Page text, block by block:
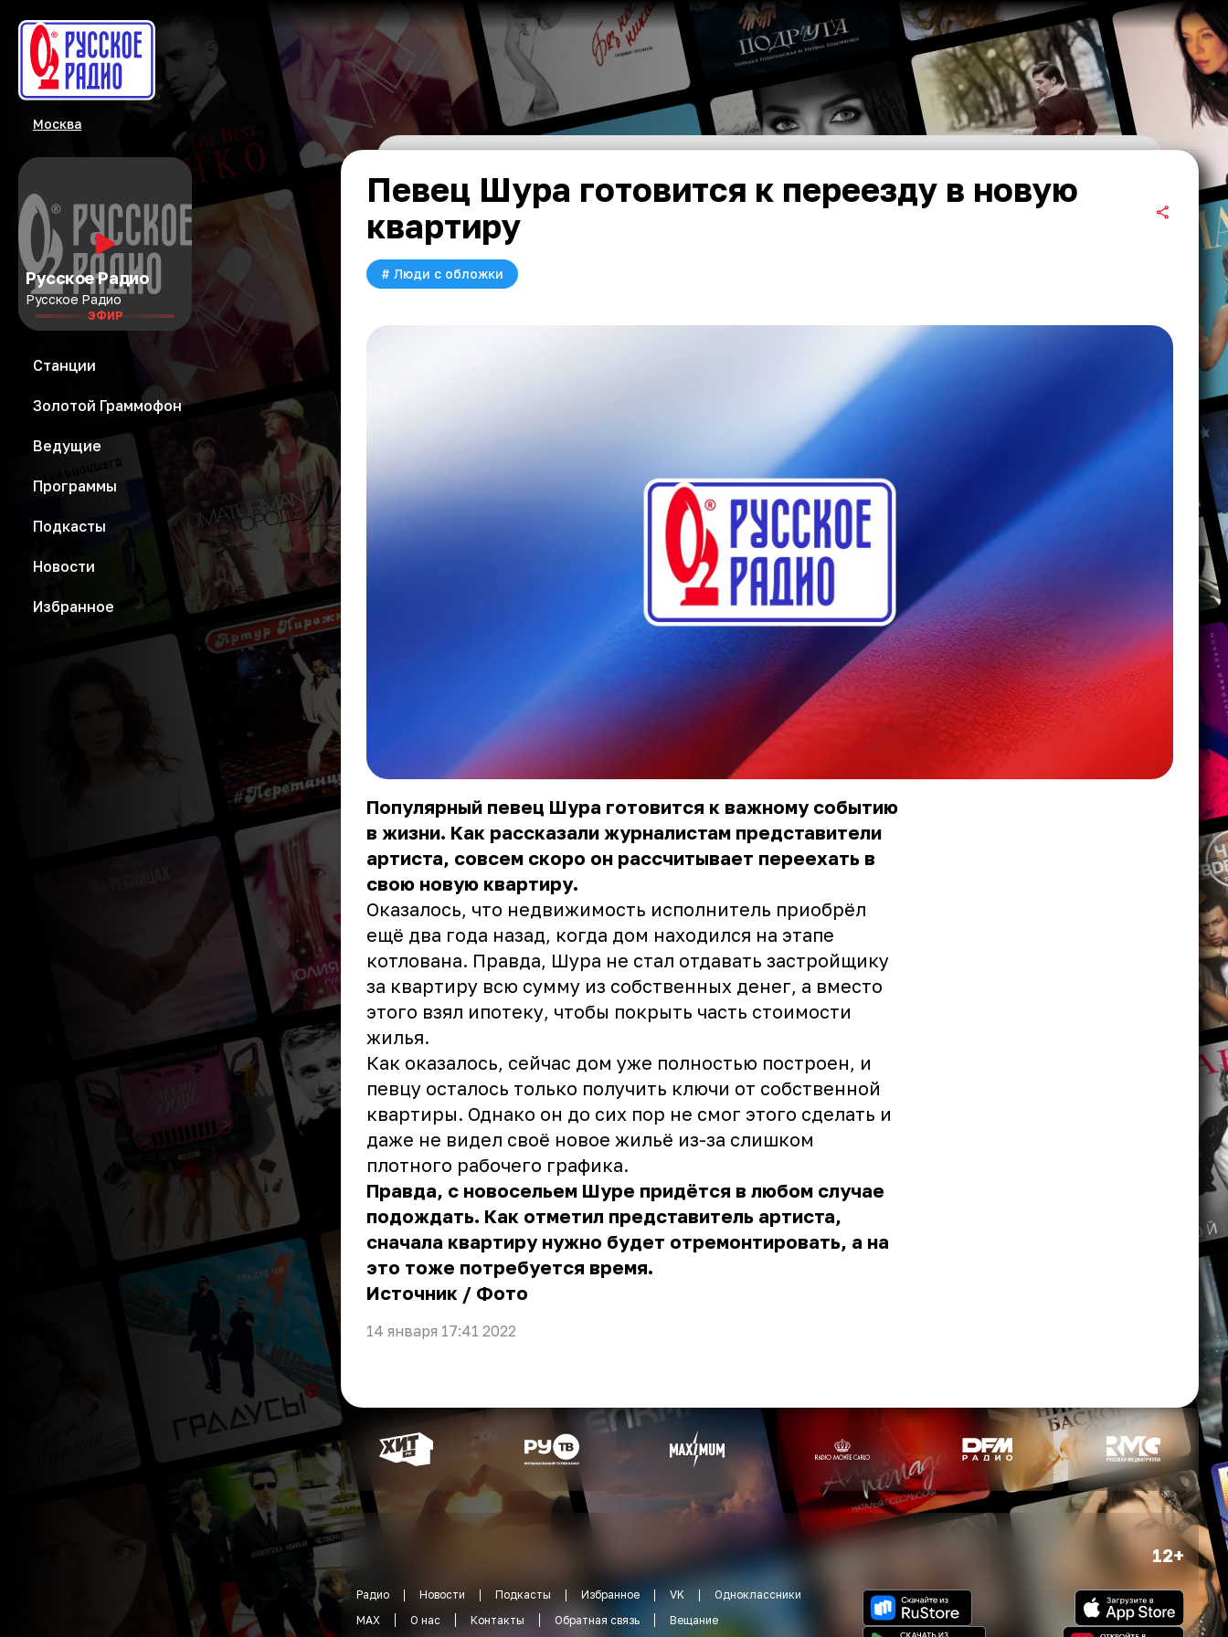
Москва
Русское Радио
Русское Радио
ЭФИР
Станции
Золотой Граммофон
Ведущие
Программы
Подкасты
Новости
Избранное
Певец Шура готовится к переезду в новую
квартиру
# Люди с обложки
Популярный певец Шура готовится к важному событию
в жизни. Как рассказали журналистам представители
артиста, совсем скоро он рассчитывает переехать в
свою новую квартиру.
Оказалось, что недвижимость исполнитель приобрёл
ещё два года назад, когда дом находился на этапе
котлована. Правда, Шура не стал отдавать застройщику
за квартиру всю сумму из собственных денег, а вместо
этого взял ипотеку, чтобы покрыть часть стоимости
жилья.
Как оказалось, сейчас дом уже полностью построен, и
певцу осталось только получить ключи от собственной
квартиры. Однако он до сих пор не смог этого сделать и
даже не видел своё новое жильё из-за слишком
плотного рабочего графика.
Правда, с новосельем Шуре придётся в любом случае
подождать. Как отметил представитель артиста,
сначала квартиру нужно будет отремонтировать, а на
это тоже потребуется время.
Источник / Фото
14 января 17:41 2022
12+
Радио Новости Подкасты Избранное VK
Одноклассники
MAX
О нас Контакты Обратная связь Вещание